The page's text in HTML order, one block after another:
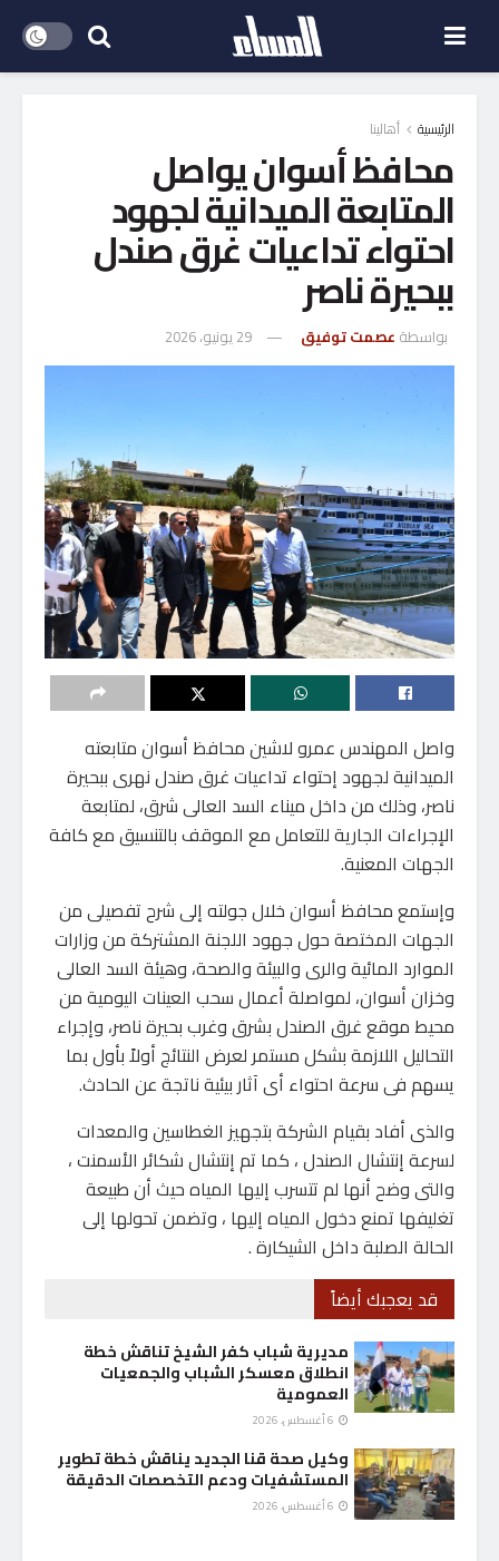
الرئيسية أهالينا
محافظ أسوان يواصل
المتابعة الميدانية لجهود
احتواء تداعيات غرق صندل
ببحيرة ناصر
بواسطة عصمت توفيق 29 يونيو، 2026
واصل المهندس عمرو لاشين محافظ أسوان متابعته
الميدانية لجهود إحتواء تداعيات غرق صندل نهرى ببحيرة
ناصر، وذلك من داخل ميناء السد العالى شرق، لمتابعة
الإجراءات الجارية للتعامل مع الموقف بالتنسيق مع كافة
الجهات المعنية.
وإستمع محافظ أسوان خلال جولته إلى شرح تفصيلى من
الجهات المختصة حول جهود اللجنة المشتركة من وزارات
الموارد المائية والرى والبيئة والصحة، وهيئة السد العالى
وخزان أسوان، لمواصلة أعمال سحب العينات اليومية من
محيط موقع غرق الصندل بشرق وغرب بحيرة ناصر، وإجراء
التحاليل اللازمة بشكل مستمر لعرض النتائج أولاً بأول بما
يسهم فى سرعة احتواء أى آثار بيئية ناتجة عن الحادث.
والذى أفاد بقيام الشركة بتجهيز الغطاسين والمعدات
لسرعة إنتشال الصندل ، كما تم إنتشال شكائر الأسمنت ،
والتى وضح أنها لم تتسرب إليها المياه حيث أن طبيعة
تغليفها تمنع دخول المياه إليها ، وتضمن تحولها إلى
الحالة الصلبة داخل الشيكارة .
قد يعجبك أيضاً
مديرية شباب كفر الشيخ تناقش خطة
انطلاق معسكر الشباب والجمعيات
العمومية
وكيل صحة قنا الجديد يناقش خطة تطوير
المستشفيات ودعم التخصصات الدقيقة